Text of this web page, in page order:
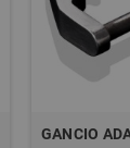
GANCIO